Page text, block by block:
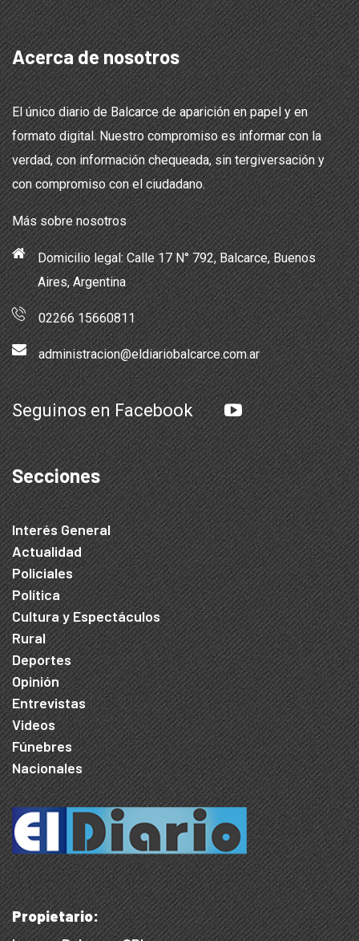
Acerca de nosotros
El único diario de Balcarce de aparición en papel y en
formato digital. Nuestro compromiso es informar con la
verdad, con información chequeada, sin tergiversación y
con compromiso con el ciudadano.
Más sobre nosotros
Domicilio legal: Calle 17 N° 792, Balcarce, Buenos
Aires, Argentina
02266 15660811
administracion@eldiariobalcarce.com.ar
Seguinos en Facebook
Secciones
Interés General
Actualidad
Policiales
Política
Cultura y Espectáculos
Rural
Deportes
Opinión
Entrevistas
Videos
Fúnebres
Nacionales
Propietario: